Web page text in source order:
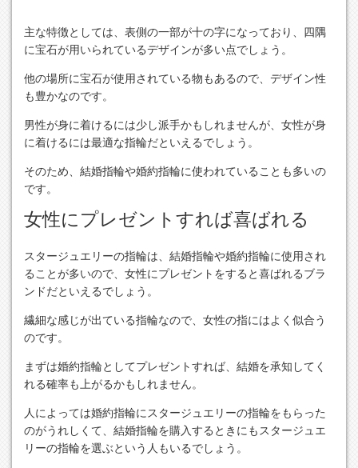
主な特徴としては、表側の一部が十の字になっており、四隅
に宝石が用いられているデザインが多い点でしょう。
他の場所に宝石が使用されている物もあるので、デザイン性
も豊かなのです。
男性が身に着けるには少し派手かもしれませんが、女性が身
に着けるには最適な指輪だといえるでしょう。
そのため、結婚指輪や婚約指輪に使われていることも多いの
です。
女性にプレゼントすれば喜ばれる
スタージュエリーの指輪は、結婚指輪や婚約指輪に使用され
ることが多いので、女性にプレゼントをすると喜ばれるブラ
ンドだといえるでしょう。
繊細な感じが出ている指輪なので、女性の指にはよく似合う
のです。
まずは婚約指輪としてプレゼントすれば、結婚を承知してく
れる確率も上がるかもしれません。
人によっては婚約指輪にスタージュエリーの指輪をもらった
のがうれしくて、結婚指輪を購入するときにもスタージュエ
リーの指輪を選ぶという人もいるでしょう。